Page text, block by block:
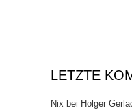
LETZTE
Nix bei Holger